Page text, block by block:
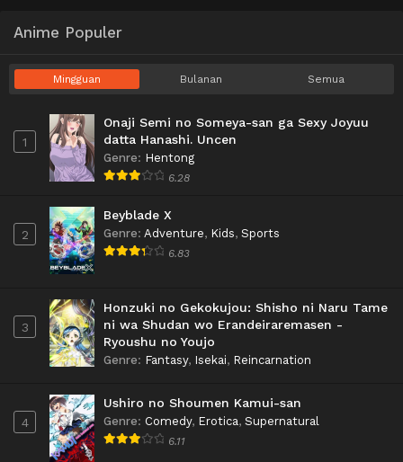
Anime Populer
Mingguan Bulanan Semua
1
Onaji Semi no Someya-san ga Sexy Joyuu
datta Hanashi. Uncen
Genre: Hentong
6.28
2
Beyblade X
Genre: Adventure, Kids, Sports
6.83
3
Honzuki no Gekokujou: Shisho ni Naru Tame
ni wa Shudan wo Erandeiraremasen -
Ryoushu no Youjo
Genre: Fantasy, Isekai, Reincarnation
4
Ushiro no Shoumen Kamui-san
Genre: Comedy, Erotica, Supernatural
6.11